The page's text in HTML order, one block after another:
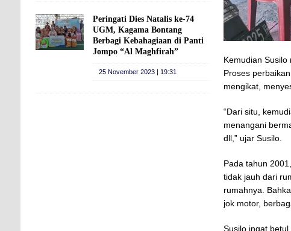
Kemudian
Proses
mengikat,
“Dari situ,
menangani
dll,” ujar Susilo.
Pada tahun
tidak jauh dari
rumahnya.
jok motor,
Susilo ingat
Peringati Dies Natalis ke-74
UGM, Kagama Bontang
Berbagi Kebahagiaan di Panti
Jompo “Al Maghfirah”
25 November 2023 | 19:31